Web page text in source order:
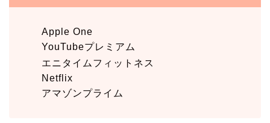
Apple One
YouTubeプレミアム
エニタイムフィットネス
Netflix
アマゾンプライム